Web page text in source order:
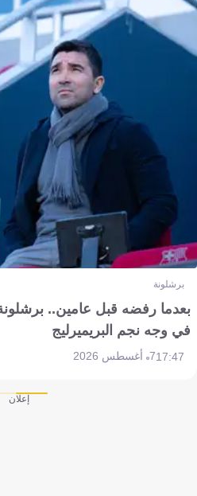
برشلونة
بعدما رفضه قبل عامين..
في وجه نجم البريميرليج
17:477 أغسطس 2026
إعلان